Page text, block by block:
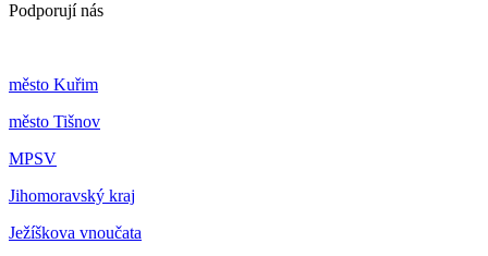
Podporují nás
město Kuřim
město Tišnov
MPSV
Jihomoravský kraj
Ježíškova vnoučata